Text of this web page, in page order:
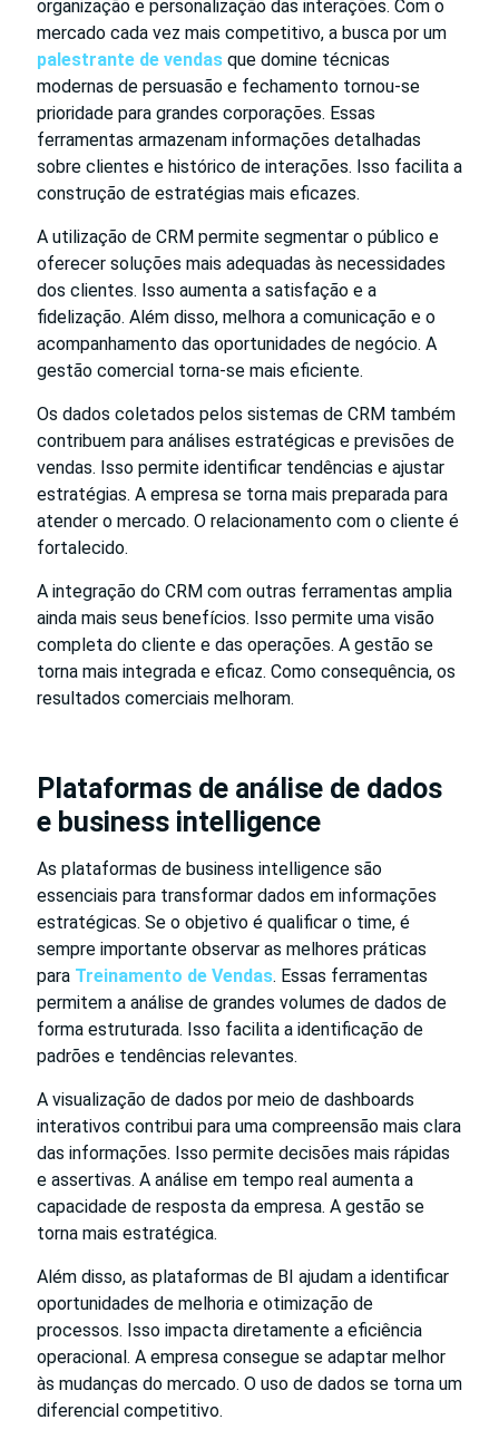
organização e personalização das interações. Com o
mercado cada vez mais competitivo, a busca por um
palestrante de vendas que domine técnicas
modernas de persuasão e fechamento tornou-se
prioridade para grandes corporações. Essas
ferramentas armazenam informações detalhadas
sobre clientes e histórico de interações. Isso facilita a
construção de estratégias mais eficazes.
A utilização de CRM permite segmentar o público e
oferecer soluções mais adequadas às necessidades
dos clientes. Isso aumenta a satisfação e a
fidelização. Além disso, melhora a comunicação e o
acompanhamento das oportunidades de negócio. A
gestão comercial torna-se mais eficiente.
Os dados coletados pelos sistemas de CRM também
contribuem para análises estratégicas e previsões de
vendas. Isso permite identificar tendências e ajustar
estratégias. A empresa se torna mais preparada para
atender o mercado. O relacionamento com o cliente é
fortalecido.
A integração do CRM com outras ferramentas amplia
ainda mais seus benefícios. Isso permite uma visão
completa do cliente e das operações. A gestão se
torna mais integrada e eficaz. Como consequência, os
resultados comerciais melhoram.
Plataformas de análise de dados
e business intelligence
As plataformas de business intelligence são
essenciais para transformar dados em informações
estratégicas. Se o objetivo é qualificar o time, é
sempre importante observar as melhores práticas
para Treinamento de Vendas. Essas ferramentas
permitem a análise de grandes volumes de dados de
forma estruturada. Isso facilita a identificação de
padrões e tendências relevantes.
A visualização de dados por meio de dashboards
interativos contribui para uma compreensão mais clara
das informações. Isso permite decisões mais rápidas
e assertivas. A análise em tempo real aumenta a
capacidade de resposta da empresa. A gestão se
torna mais estratégica.
Além disso, as plataformas de BI ajudam a identificar
oportunidades de melhoria e otimização de
processos. Isso impacta diretamente a eficiência
operacional. A empresa consegue se adaptar melhor
às mudanças do mercado. O uso de dados se torna um
diferencial competitivo.